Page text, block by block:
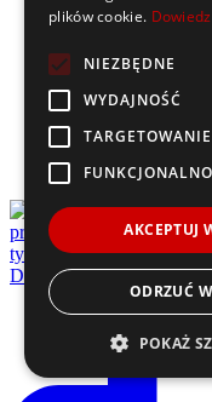
Dzisiaj na @uekatowice
plików cookie.
NIEZBĘDNE
WYDAJNOŚĆ
TARGETOWANIE
AKCEPTUJ
ODRZUĆ
POKAŻ